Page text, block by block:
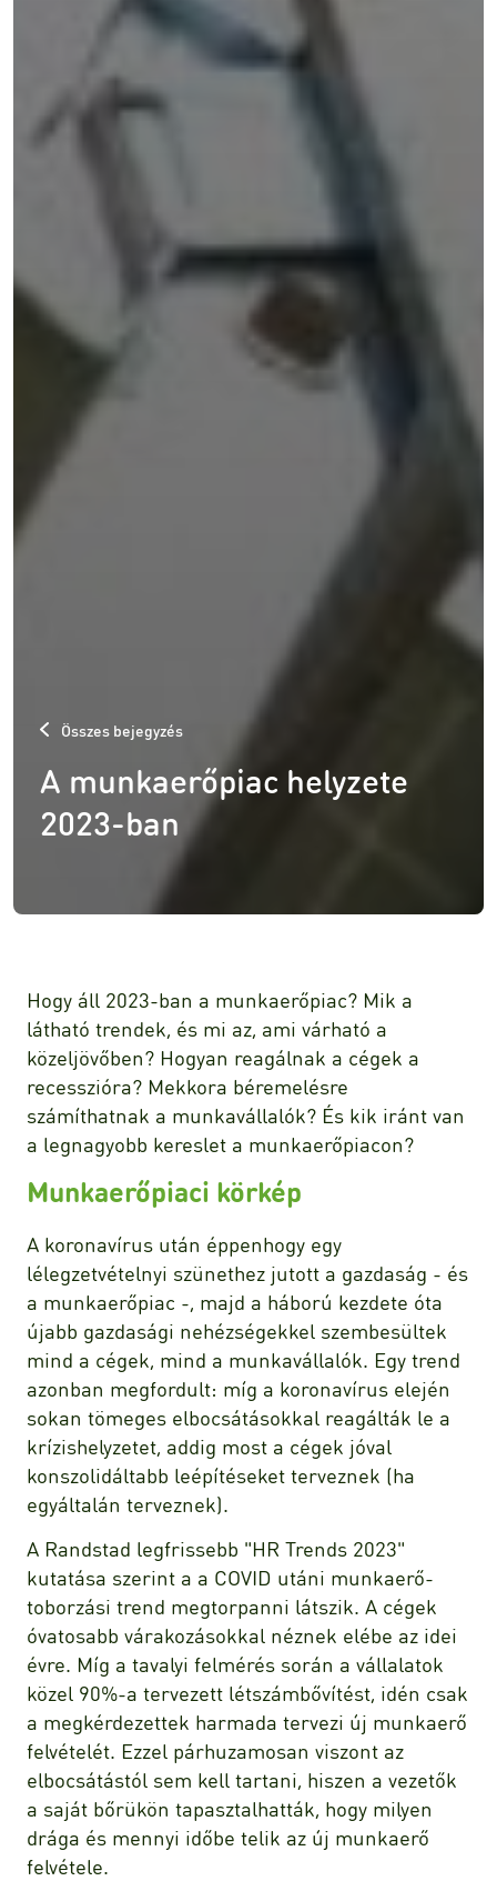
Összes bejegyzés
A munkaerőpiac helyzete
2023-ban
Hogy áll 2023-ban a munkaerőpiac? Mik a
látható trendek, és mi az, ami várható a
közeljövőben? Hogyan reagálnak a cégek a
recesszióra? Mekkora béremelésre
számíthatnak a munkavállalók? És kik iránt van
a legnagyobb kereslet a munkaerőpiacon?
Munkaerőpiaci körkép
A koronavírus után éppenhogy egy
lélegzetvételnyi szünethez jutott a gazdaság - és
a munkaerőpiac -, majd a háború kezdete óta
újabb gazdasági nehézségekkel szembesültek
mind a cégek, mind a munkavállalók. Egy trend
azonban megfordult: míg a koronavírus elején
sokan tömeges elbocsátásokkal reagálták le a
krízishelyzetet, addig most a cégek jóval
konszolidáltabb leépítéseket terveznek (ha
egyáltalán terveznek).
A Randstad legfrissebb "HR Trends 2023"
kutatása szerint a a COVID utáni munkaerő-
toborzási trend megtorpanni látszik. A cégek
óvatosabb várakozásokkal néznek elébe az idei
évre. Míg a tavalyi felmérés során a vállalatok
közel 90%-a tervezett létszámbővítést, idén csak
a megkérdezettek harmada tervezi új munkaerő
felvételét. Ezzel párhuzamosan viszont az
elbocsátástól sem kell tartani, hiszen a vezetők
a saját bőrükön tapasztalhatták, hogy milyen
drága és mennyi időbe telik az új munkaerő
felvétele.